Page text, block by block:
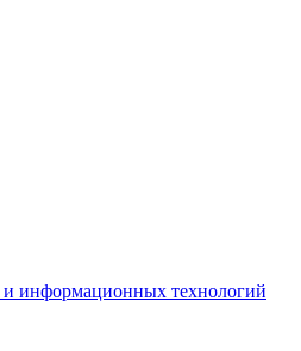
информационных технологий